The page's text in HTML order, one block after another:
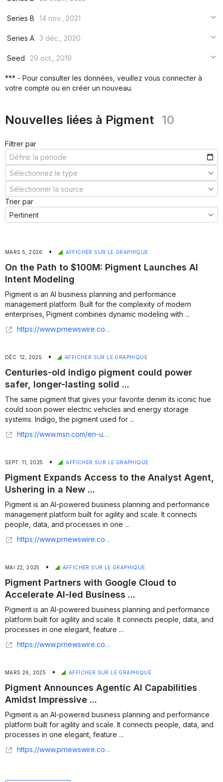
***
Series B
14 nov., 2021
***
Series A 3 déc., 2020
***
Seed
29 oct., 2019
*** - Pour consulter les données, veuillez vous connecter à
votre compte ou en créer un nouveau.
Nouvelles liées à Pigment 10
Filtrer par
Trier par
MARS 5, 2026 • AFFICHER SUR LE GRAPHIQUE
On the Path to $100M: Pigment Launches AI
Intent Modeling
Pigment is an AI business planning and performance
management platform. Built for the complexity of modern
enterprises, Pigment combines dynamic modeling with ...
https://www.prnewswire.com/news-releases/on-the-path-to-100m-pigment-launches-ai-intent-modeling-302703473.html
DÉC. 12, 2025 • AFFICHER SUR LE GRAPHIQUE
Centuries-old indigo pigment could power
safer, longer-lasting solid ...
The same pigment that gives your favorite denim its iconic hue
could soon power electric vehicles and energy storage
systems. Indigo, the pigment used for ...
https://www.msn.com/en-us/news/technology/centuries-old-indigo-pigment-could-power-safer-longer-lasting-solid-state-batteries/ar-AA1S0I1R
SEPT. 11, 2025 • AFFICHER SUR LE GRAPHIQUE
Pigment Expands Access to the Analyst Agent,
Ushering in a New ...
Pigment is an AI-powered business planning and performance
management platform built for agility and scale. It connects
people, data, and processes in one ...
https://www.prnewswire.com/news-releases/pigment-expands-access-to-the-analyst-agent-ushering-in-a-new-era-of-intelligent-enterprise-planning-302551838.html
MAI 22, 2025 • AFFICHER SUR LE GRAPHIQUE
Pigment Partners with Google Cloud to
Accelerate AI-led Business ...
Pigment is an AI-powered business planning and performance
platform built for agility and scale. It connects people, data, and
processes in one elegant, feature ...
https://www.prnewswire.com/news-releases/pigment-partners-with-google-cloud-to-accelerate-ai-led-business-planning-for-agile-strategic-decision-making-302461966.html
MARS 26, 2025 • AFFICHER SUR LE GRAPHIQUE
Pigment Announces Agentic AI Capabilities
Amidst Impressive ...
Pigment is an AI-powered business planning and performance
platform built for agility and scale. It connects people, data, and
processes in one elegant, feature ...
https://www.prnewswire.com/news-releases/pigment-announces-agentic-ai-capabilities-amidst-impressive-business-growth-302410354.html